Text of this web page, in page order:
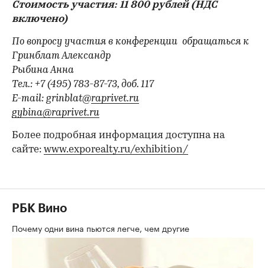
Стоимость участия: 11 800 рублей (НДС
включено)
По вопросу участия в конференции обращаться к
Гринблат Александр
Рыбина Анна
Тел.: +7 (495) 783-87-73, доб. 117
E-mail: grinblat@raprivet.ru
gybina@raprivet.ru
Более подробная информация доступна на
сайте: www.exporealty.ru/exhibition/
РБК Вино
Почему одни вина пьются легче, чем другие